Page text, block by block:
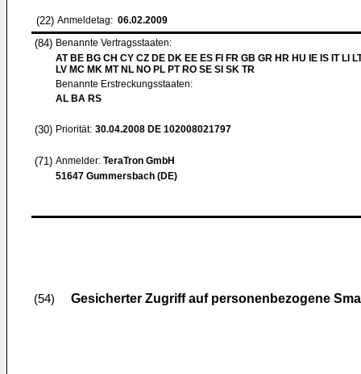
(22) Anmeldetag: 06.02.2009
(84) Benannte Vertragsstaaten:
AT BE BG CH CY CZ DE DK EE ES FI FR GB GR HR HU IE IS IT LI
LV MC MK MT NL NO PL PT RO SE SI SK TR
Benannte Erstreckungsstaaten:
AL BA RS
(30) Priorität: 30.04.2008 DE 102008021797
(71) Anmelder: TeraTron GmbH
51647 Gummersbach (DE)
(54) Gesicherter Zugriff auf personenbezogene